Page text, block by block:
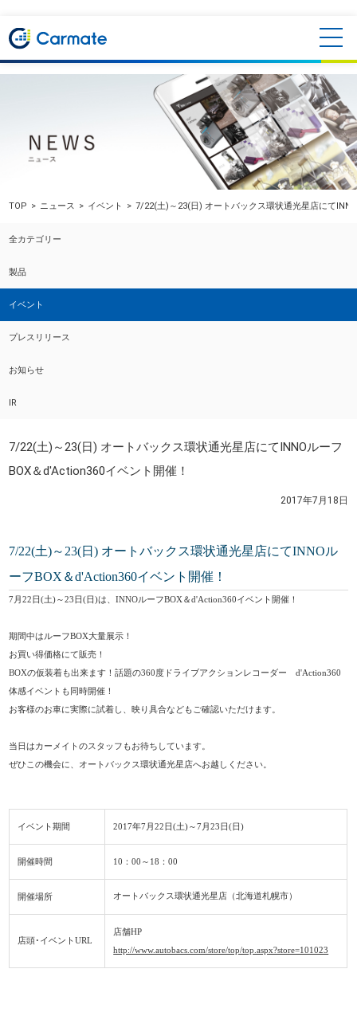
TOP ニュース イベント 7/22(土)～23(日) オートバックス環状通光星店にて
全カテゴリー
製品
イベント
プレスリリース
お知らせ
IR
7/22(土)～23(日) オートバックス環状通光星店にてINNOルーフ
BOX＆d'Action360イベント開催！
2017年7月18日
7/22(土)～23(日) オートバックス環状通光星店にてINNOル
ーフBOX＆d'Action360イベント開催！
7月22日(土)～23日(日)は、INNOルーフBOX＆d'Action360イベント開催！
期間中はルーフBOX大量展示！
お買い得価格にて販売！
BOXの仮装着も出来ます！話題の360度ドライブアクションレコーダー d'Action360
体感イベントも同時開催！
お客様のお車に実際に試着し、映り具合などもご確認いただけます。
当日はカーメイトのスタッフもお待ちしています。
ぜひこの機会に、オートバックス環状通光星店へお越しください。
イベント期間 2017年7月22日(土)～7月23日(日)
開催時間 10：00～18：00
開催場所 オートバックス環状通光星店（北海道札幌市）
店頭･イベントURL
店舗HP
http://www.autobacs.com/store/top/top.aspx?store=101023